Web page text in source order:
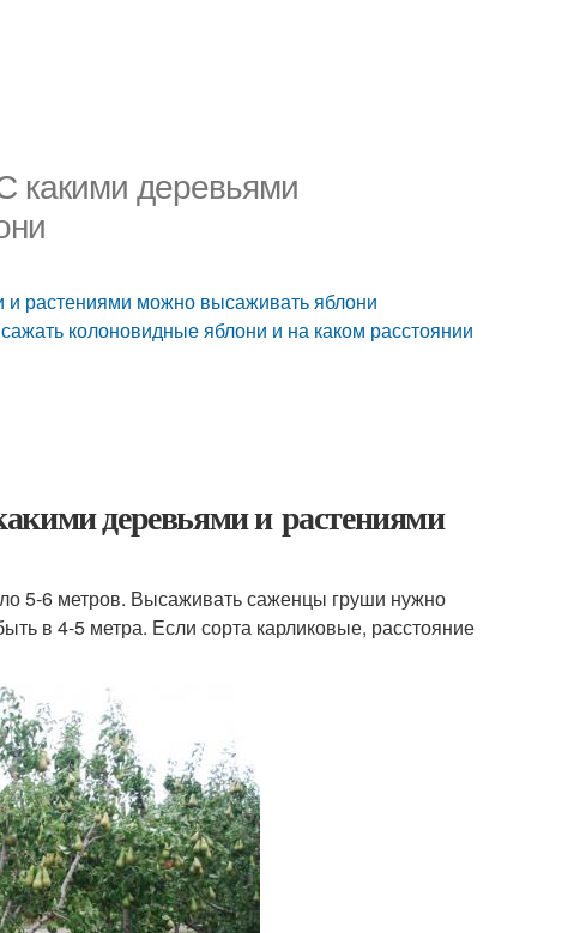
какими деревьями
и растениями можно высаживать яблони
колоновидные яблони и на каком расстоянии
деревьями и растениями
5-6 метров. Высаживать саженцы груши нужно
в 4-5 метра. Если сорта карликовые, расстояние